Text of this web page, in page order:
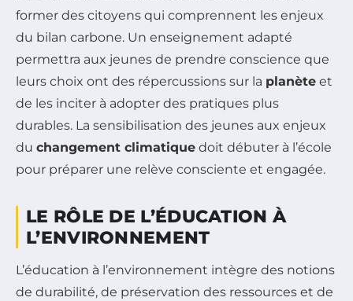
former des citoyens qui comprennent les enjeux
du bilan carbone. Un enseignement adapté
permettra aux jeunes de prendre conscience que
leurs choix ont des répercussions sur la planète et
de les inciter à adopter des pratiques plus
durables. La sensibilisation des jeunes aux enjeux
du changement climatique doit débuter à l’école
pour préparer une relève consciente et engagée.
LE RÔLE DE L’ÉDUCATION À
L’ENVIRONNEMENT
L’éducation à l’environnement intègre des notions
de durabilité, de préservation des ressources et de